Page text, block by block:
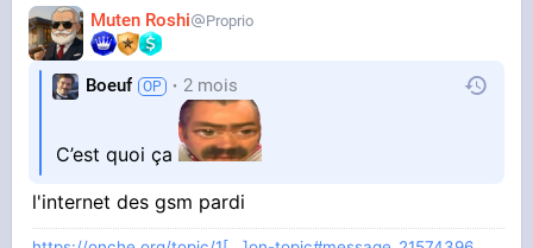
Muten Roshi Proprio
Boeuf 2 mois
C’est quoi ça
l'internet des gsm pardi